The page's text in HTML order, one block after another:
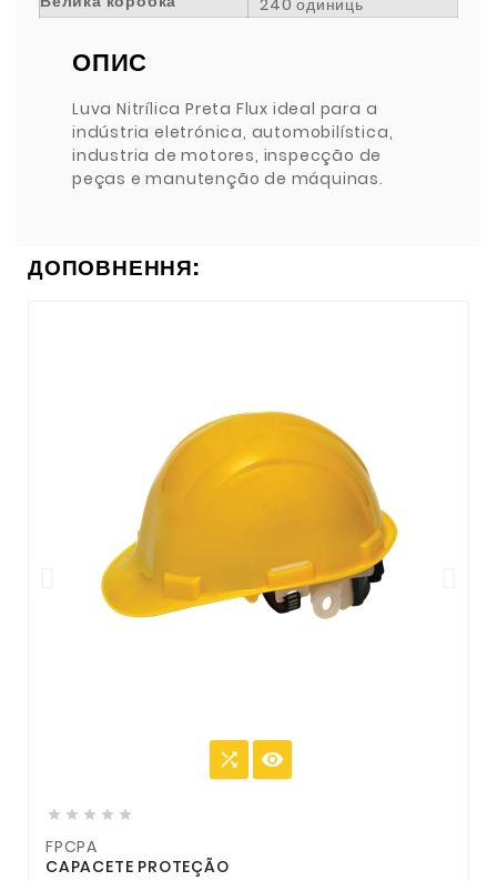
ОПИС
Luva Nitrílica Preta Flux ideal para a
indústria eletrónica, automobilística,
industria de motores, inspecção de
peças e manutenção de máquinas.
ДОПОВНЕННЯ:
 
    
FPCPA
CAPACETE PROTEÇÃO